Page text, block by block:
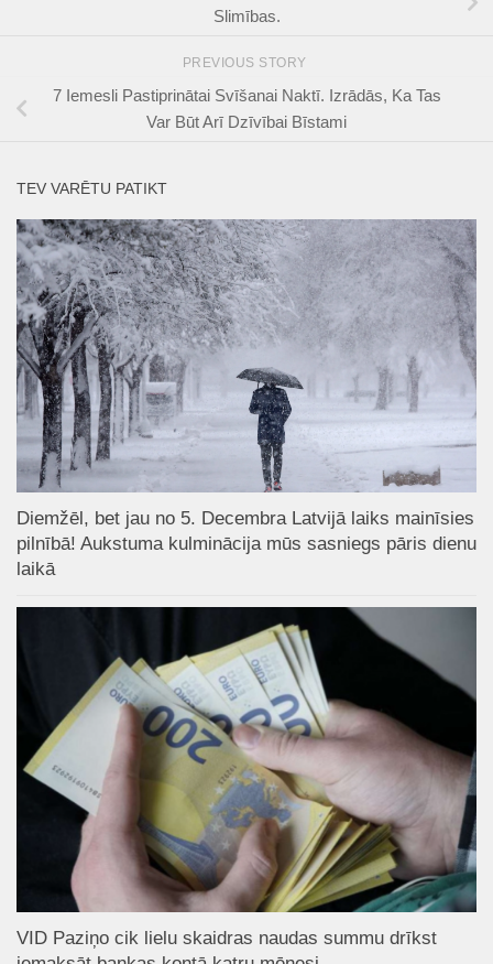
Slimības.
PREVIOUS STORY
7 Iemesli Pastiprinātai Svīšanai Naktī. Izrādās, Ka Tas
Var Būt Arī Dzīvībai Bīstami
TEV VARĒTU PATIKT
Diemžēl, bet jau no 5. Decembra Latvijā laiks mainīsies
pilnībā! Aukstuma kulminācija mūs sasniegs pāris dienu
laikā
VID Paziņo cik lielu skaidras naudas summu drīkst